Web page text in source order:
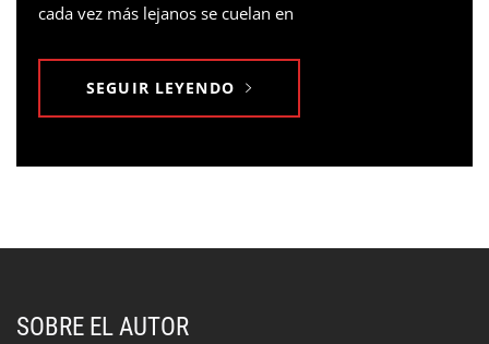
cada vez más lejanos se cuelan en
SEGUIR LEYENDO
SOBRE EL AUTOR